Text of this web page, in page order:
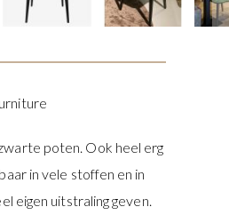
poten. Ook heel erg
in vele stoffen en in
eigen uitstraling geven.